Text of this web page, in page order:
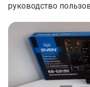
руководство